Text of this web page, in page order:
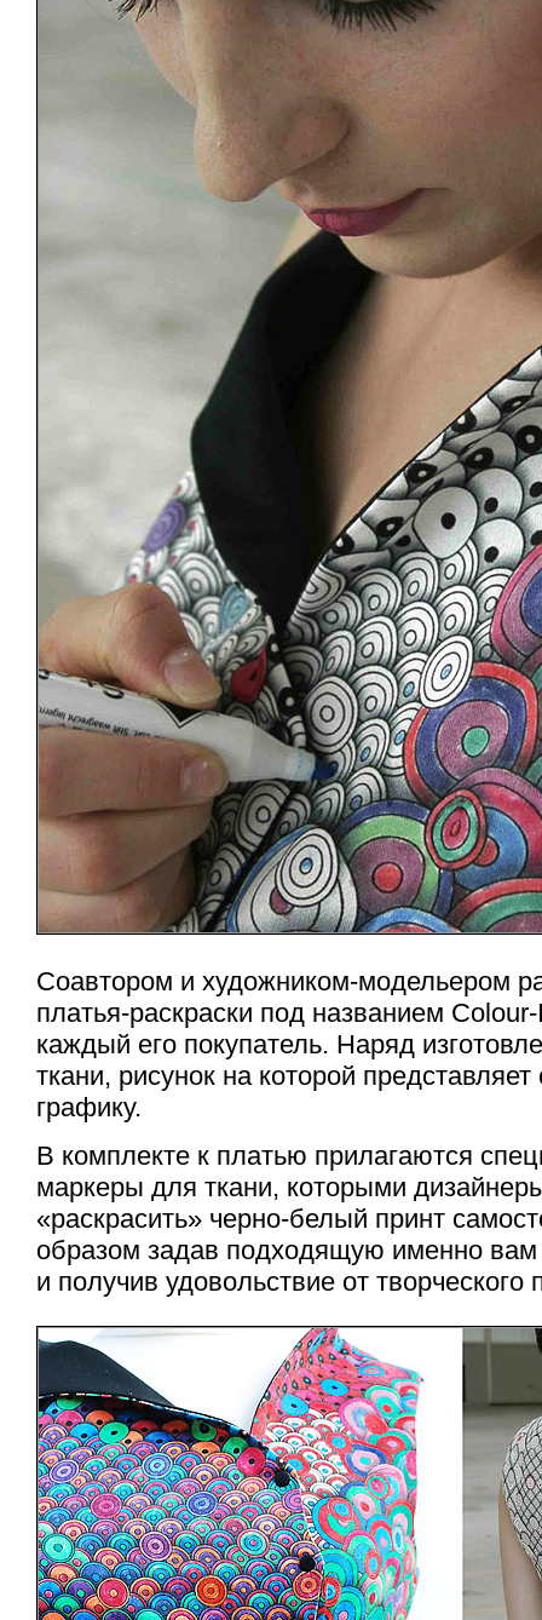
Соавтором и художником-модельером
платья-раскраски под названием
каждый его покупатель. Наряд
ткани, рисунок на которой
графику.
В комплекте к платью прилагаются
маркеры для ткани, которыми
«раскрасить» черно-белый принт
образом задав подходящую именно
и получив удовольствие от творческого